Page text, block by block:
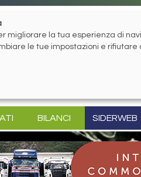
BILANCI SIDERWEB
la tua esperienza di
le tue impostazioni e